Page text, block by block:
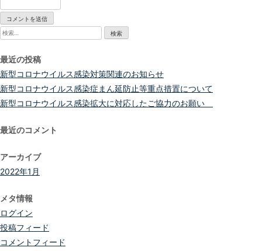
検
最近の投稿
新型コロナウイルス感染対策関連のお知らせ
新型コロナウイルス感染症まん延防止等重点措置について
新型コロナウイルス感染拡大に対応したご協力のお願い
最近のコメント
アーカイブ
2022年1月
メタ情報
ログイン
投稿フィード
コメントフィード